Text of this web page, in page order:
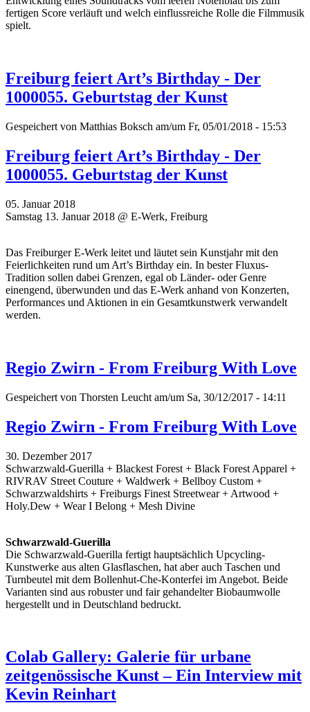
fertigen Score verläuft und welch einflussreiche Rolle die Filmmusik
spielt.
Freiburg feiert Art’s Birthday - Der
1000055. Geburtstag der Kunst
Gespeichert von Matthias Boksch am/um Fr, 05/01/2018 - 15:53
Freiburg feiert Art’s Birthday - Der
1000055. Geburtstag der Kunst
05. Januar 2018
Samstag 13. Januar 2018 @ E-Werk, Freiburg
Das Freiburger E-Werk leitet und läutet sein Kunstjahr mit den
Feierlichkeiten rund um Art’s Birthday ein. In bester Fluxus-
Tradition sollen dabei Grenzen, egal ob Länder- oder Genre
einengend, überwunden und das E-Werk anhand von Konzerten,
Performances und Aktionen in ein Gesamtkunstwerk verwandelt
werden.
Regio Zwirn - From Freiburg With Love
Gespeichert von Thorsten Leucht am/um Sa, 30/12/2017 - 14:11
Regio Zwirn - From Freiburg With Love
30. Dezember 2017
Schwarzwald-Guerilla + Blackest Forest + Black Forest Apparel +
RIVRAV Street Couture + Waldwerk + Bellboy Custom +
Schwarzwaldshirts + Freiburgs Finest Streetwear + Artwood +
Holy.Dew + Wear I Belong + Mesh Divine
Schwarzwald-Guerilla
Die Schwarzwald-Guerilla fertigt hauptsächlich Upcycling-
Kunstwerke aus alten Glasflaschen, hat aber auch Taschen und
Turnbeutel mit dem Bollenhut-Che-Konterfei im Angebot. Beide
Varianten sind aus robuster und fair gehandelter Biobaumwolle
hergestellt und in Deutschland bedruckt.
Colab Gallery: Galerie für urbane
zeitgenössische Kunst – Ein Interview mit
Kevin Reinhart